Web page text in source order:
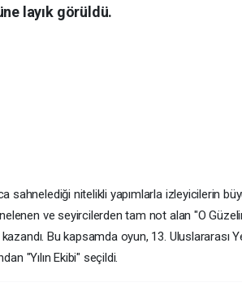
layık görüldü.
sahnelediği nitelikli yapımlarla izleyicilerin
ve seyircilerden tam not alan "O
Bu kapsamda oyun, 13. Uluslararası
"Yılın Ekibi" seçildi.